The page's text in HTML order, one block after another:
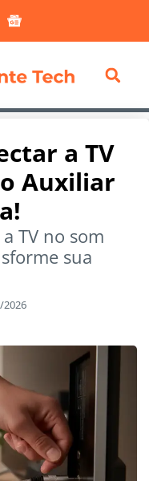
a TV
Auxiliar
TV no som
sua
2026